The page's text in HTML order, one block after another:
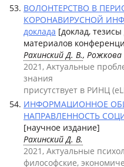
ВОЛОНТЕРСТВО В
КОРОНАВИРУСНОЙ
доклада [доклад,
материалов
Рахинский Д. В., Рожкова
2021, Актуальные
знания
присутствует в РИНЦ
ИНФОРМАЦИОННОЕ
НАПРАВЛЕННОСТЬ
[научное издание]
Рахинский Д. В.
2021, Актуальные
философские,